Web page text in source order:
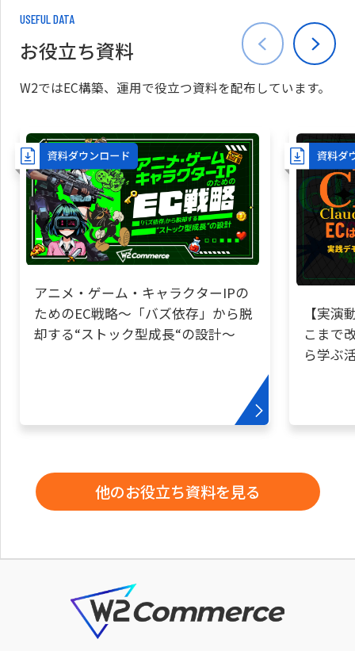
USEFUL DATA
お役立ち資料
W2ではEC構築、運用で役立つ資料を配布しています。
アニメ・ゲーム・キャラクターIPの
ためのEC戦略～「バズ依存」から脱
却する“ストック型成長“の設計～
【実演
こまで
ら学ぶ
他のお役立ち資料を見る